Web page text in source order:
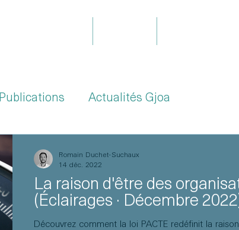
Publications Actualités Gjoa
La raison d'être des
(Éclairages · Décembre
Découvrez comment la loi PACTE redéfinit la
Romain Duchet-Suchaux
14 déc. 2022